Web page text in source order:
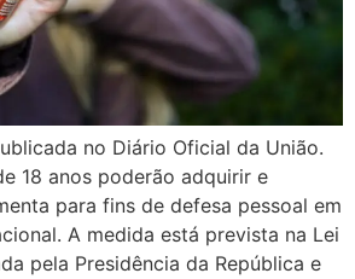
no Diário Oficial da União.
18 anos poderão adquirir e
para fins de defesa pessoal em
A medida está prevista na Lei
pela Presidência da República e